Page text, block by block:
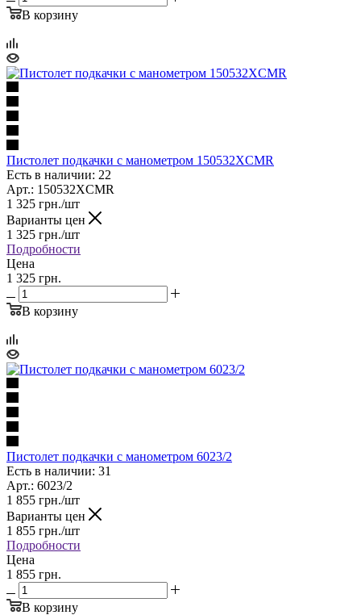
В корзину
Пистолет подкачки с манометром 150532XCMR
Есть в наличии: 22
Арт.: 150532XCMR
1 325 грн./шт
Варианты цен
1 325 грн./шт
Подробности
Цена
1 325 грн.
В корзину
Пистолет подкачки с манометром 6023/2
Есть в наличии: 31
Арт.: 6023/2
1 855 грн./шт
Варианты цен
1 855 грн./шт
Подробности
Цена
1 855 грн.
В корзину